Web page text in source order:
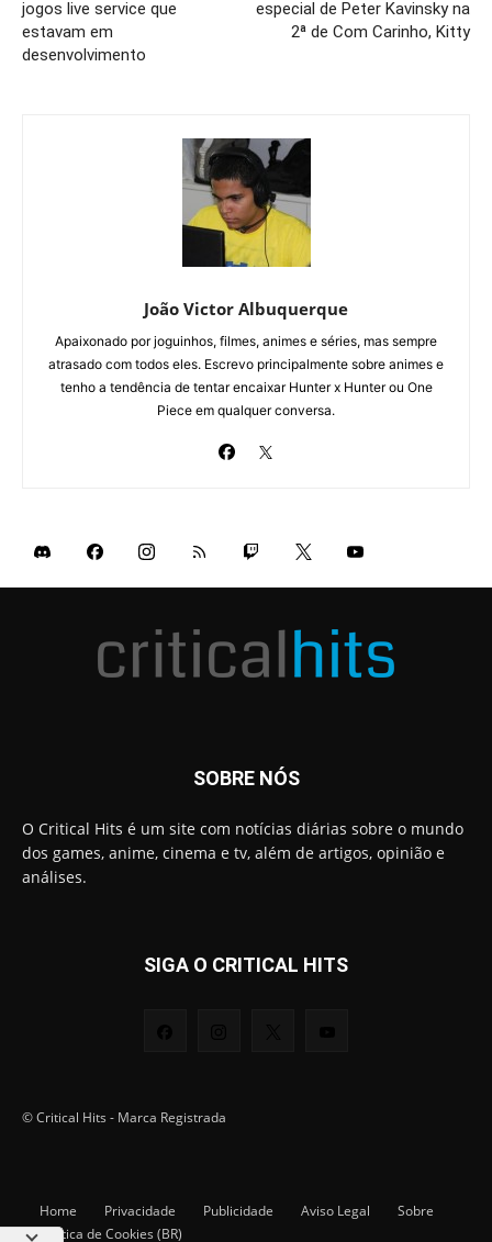
jogos live service que
estavam em
desenvolvimento
especial de Peter Kavinsky na
2ª de Com Carinho, Kitty
João Victor Albuquerque
Apaixonado por joguinhos, filmes, animes e séries, mas sempre
atrasado com todos eles. Escrevo principalmente sobre animes e
tenho a tendência de tentar encaixar Hunter x Hunter ou One
Piece em qualquer conversa.
SOBRE NÓS
O Critical Hits é um site com notícias diárias sobre o mundo
dos games, anime, cinema e tv, além de artigos, opinião e
análises.
SIGA O CRITICAL HITS
© Critical Hits - Marca Registrada
Home Privacidade Publicidade Aviso Legal
Sobre
Política de Cookies (BR)